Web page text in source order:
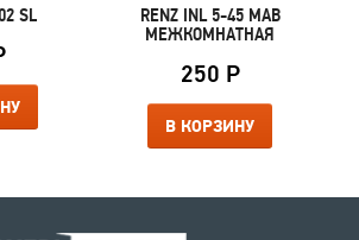
SL
RENZ INL 5-45 MAB
МЕЖКОМНАТНАЯ
250 Р
В КОРЗИНУ